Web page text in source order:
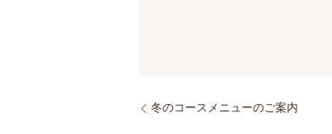
冬のコースメニューのご案内